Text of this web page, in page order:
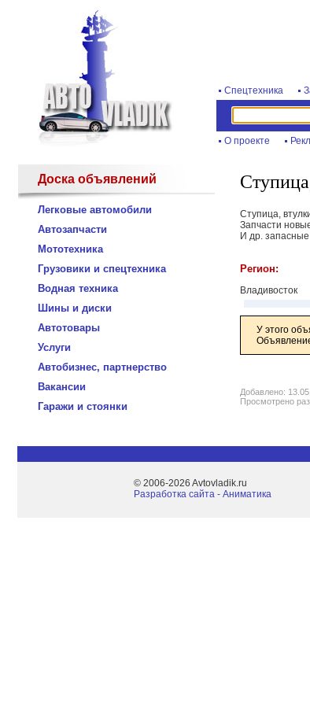
Спецтехника
О проекте
Доска объявлений
Легковые автомобили
Автозапчасти
Мототехника
Грузовики и спецтехника
Водная техника
Шины и диски
Автотовары
Услуги
Автобизнес, партнерство
Вакансии
Гаражи и стоянки
Ступица,
Запчасти
И др. запасные
Регион:
Владивосток
У этого
Добавлено:
Просмотрено
© 2006-2026 Avtovladik.ru
Разработка сайта - Aниматика